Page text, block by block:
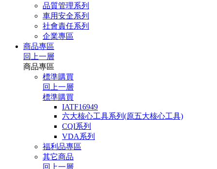
品質管理系列
車用安全系列
社會責任系列
企業專區
商品專區
回上一層
商品專區
標準購買
回上一層
標準購買
IATF16949
六大核心工具系列(原五大核心工具)
CQI系列
VDA系列
福利品專區
其它商品
回上一層